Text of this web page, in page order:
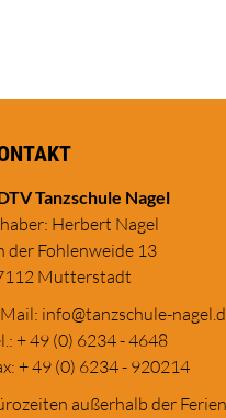
Tanzschule Nagel
Herbert Nagel
der Fohlenweide 13
Mutterstadt
info@tanzschule-
+ 49 (0) 6234 - 4648
+ 49 (0) 6234 - 920214
außerhalb der